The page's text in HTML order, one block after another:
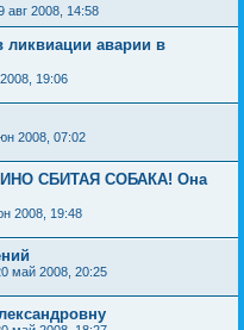
авг 2008, 14:58
аварии в
19:06
2008, 07:02
СБИТАЯ СОБАКА! Она
2008, 19:48
май 2008, 20:25